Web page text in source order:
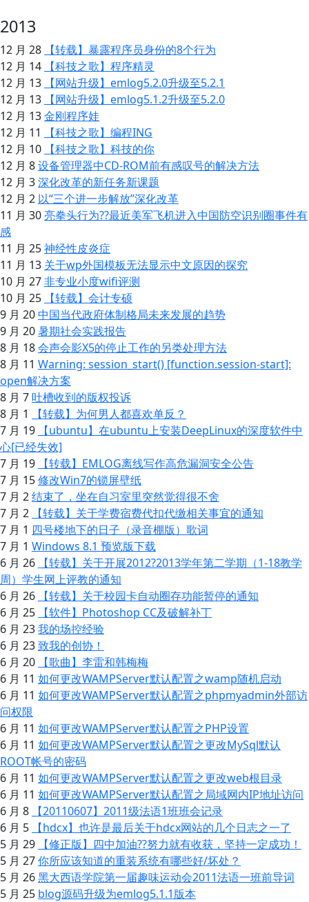
2013
12 月 28
【转载】暴露程序员身份的8个行为
12 月 14
【科技之歌】程序精灵
12 月 13
【网站升级】emlog5.2.0升级至5.2.1
12 月 13
【网站升级】emlog5.1.2升级至5.2.0
12 月 13金刚程序娃
12 月 11
【科技之歌】编程ING
12 月 10
【科技之歌】科技的你
12 月 8设备管理器中CD-ROM前有感叹号的解决方法
12 月 3深化改革的新任务新课题
12 月 2 以“三个进一步解放”深化改革
11 月 30亮拳头行为??最近美军飞机进入中国防空识别圈事件有
感
11 月 25神经性皮炎症
11 月 13 关于wp外国模板无法显示中文原因的探究
10 月 27非专业小度wifi评测
10 月 25
【转载】会计专硕
9 月 20中国当代政府体制格局未来发展的趋势
9 月 20暑期社会实践报告
8 月 18会声会影X5的停止工作的另类处理方法
8 月 11 Warning: session_start() [function.session-start]:
open解决方案
8 月 7吐槽收到的版权投诉
8 月 1
【转载】为何男人都喜欢单反？
7 月 19
【ubuntu】在ubuntu上安装DeepLinux的深度软件中
心[已经失效]
7 月 19
【转载】EMLOG离线写作高危漏洞安全公告
7 月 15修改Win7的锁屏壁纸
7 月 2结束了，坐在自习室里突然觉得很不舍
7 月 2
【转载】关于学费宿费代扣代缴相关事宜的通知
7 月 1 四号楼地下的日子（录音棚版）歌词
7 月 1 Windows 8.1 预览版下载
6 月 26
【转载】关于开展2012?2013学年第二学期（1-18教学
周）学生网上评教的通知
6 月 26
【转载】关于校园卡自动圈存功能暂停的通知
6 月 25
【软件】Photoshop CC及破解补丁
6 月 23我的场控经验
6 月 23致我的创协！
6 月 20
【歌曲】李雷和韩梅梅
6 月 11 如何更改WAMPServer默认配置之wamp随机启动
6 月 11 如何更改WAMPServer默认配置之phpmyadmin外部访
问权限
6 月 11 如何更改WAMPServer默认配置之PHP设置
6 月 11 如何更改WAMPServer默认配置之更改MySql默认
ROOT帐号的密码
6 月 11 如何更改WAMPServer默认配置之更改web根目录
6 月 11 如何更改WAMPServer默认配置之局域网内IP地址访问
6 月 8
【20110607】2011级法语1班班会记录
6 月 5
【hdcx】也许是最后关于hdcx网站的几个日志之一了
5 月 29
【修正版】四中加油??努力就有收获，坚持一定成功！
5 月 27你所应该知道的重装系统有哪些好/坏处？
5 月 26黑大西语学院第一届趣味运动会2011法语一班前导词
5 月 25 blog源码升级为emlog5.1.1版本